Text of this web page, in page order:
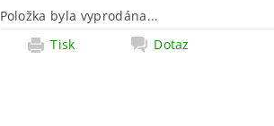
Položka byla vyprodána...
Tisk
Dotaz